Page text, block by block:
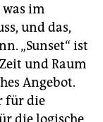
was im
und das,
„Sunset“ ist
und Raum
Angebot.
für die